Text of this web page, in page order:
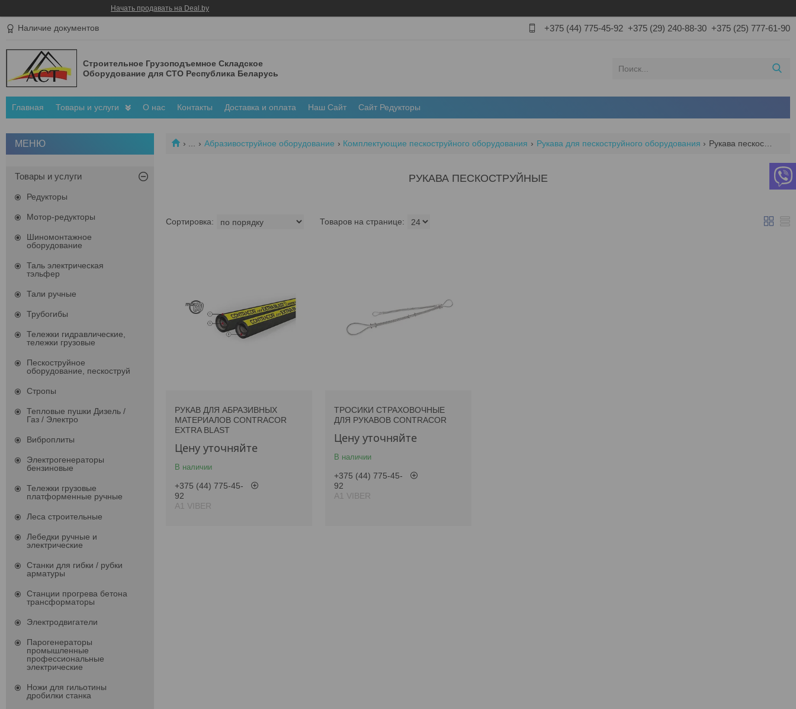
Начать продавать на Deal.by
Наличие документов +375 (44) 775-45-92 +375 (29) 240-88-30 +375 (25) 777-61-90
Строительное Грузоподъемное Складское
Оборудование для СТО Республика Беларусь
Главная Товары и услуги О нас Контакты Доставка и оплата Наш Сайт Сайт Редукторы
Абразивоструйное оборудование Комплектующие пескоструйного оборудования Рукава для пескоструйного оборудования
РУКАВА ПЕСКОСТРУЙНЫЕ
РУКАВ ДЛЯ АБРАЗИВНЫХ
МАТЕРИАЛОВ CONTRACOR
EXTRA BLAST
Цену уточняйте
В наличии
+375 (44) 775-45-
92
А1 VIBER
ТРОСИКИ СТРАХОВОЧНЫЕ
ДЛЯ РУКАВОВ CONTRACOR
Цену уточняйте
В наличии
+375 (44) 775-45-
92
А1 VIBER
Товары и услуги
Редукторы
Мотор-редукторы
Шиномонтажное
оборудование
Таль электрическая
тэльфер
Тали ручные
Трубогибы
Тележки гидравлические,
тележки грузовые
Пескоструйное
оборудование, пескоструй
Стропы
Тепловые пушки Дизель /
Газ / Электро
Виброплиты
Электрогенераторы
бензиновые
Тележки грузовые
платформенные ручные
Леса строительные
Лебедки ручные и
электрические
Станки для гибки / рубки
арматуры
Станции прогрева бетона
трансформаторы
Электродвигатели
Парогенераторы
промышленные
профессиональные
электрические
Ножи для гильотины
дробилки станка